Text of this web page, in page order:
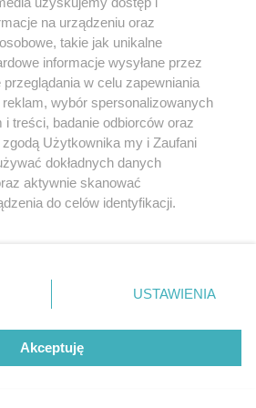
Górę (zdjęcia)
na urządzeniu oraz
takie jak unikalne
informacje wysyłane przez
w celu zapewniania
wybór spersonalizowanych
treści, badanie odbiorców oraz
zgodą Użytkownika my i Zaufani
dokładnych danych
aktywnie skanować
do celów identyfikacji.
przycisk ustawień prywatności
dolnym rogu strony
. Niektóre
prawo sprzeciwić się takiemu
będą miały zastosowania tylko
USTAWIENIA
Akceptuję